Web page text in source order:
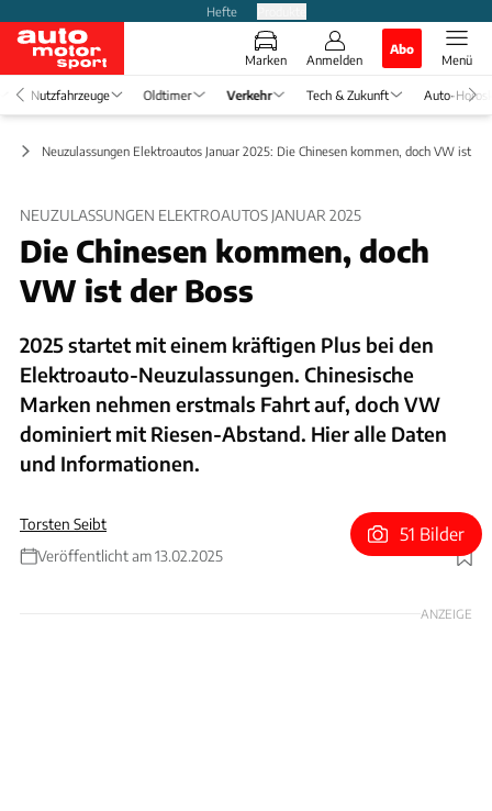
Hefte
Marken Anmelden
Abo
Menü
Nutzfahrzeuge Oldtimer Verkehr Tech & Zukunft Auto-
Neuzulassungen Elektroautos Januar 2025: Die Chinesen kommen, doch VW ist
NEUZULASSUNGEN ELEKTROAUTOS JANUAR 2025
Die Chinesen kommen, doch
VW ist der Boss
2025 startet mit einem kräftigen Plus bei den
Elektroauto-Neuzulassungen. Chinesische
Marken nehmen erstmals Fahrt auf, doch VW
dominiert mit Riesen-Abstand. Hier alle Daten
und Informationen.
Torsten Seibt
Veröffentlicht am 13.02.2025
Foto: Hans-Dieter Seufert, Paul Englert
51 Bilder
ANZEIGE